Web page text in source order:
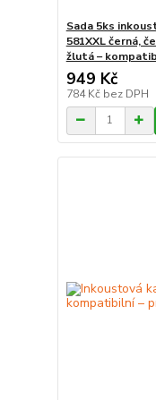
Sada 5ks
581XXL černá,
žlutá –
949 Kč
784 Kč bez DPH